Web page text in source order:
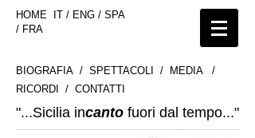
HOME IT / ENG / SPA
/ FRA
BIOGRAFIA / SPETTACOLI / MEDIA/
RICORDI
/ CONTATTI
"...Sicilia incanto fuori dal tempo..."